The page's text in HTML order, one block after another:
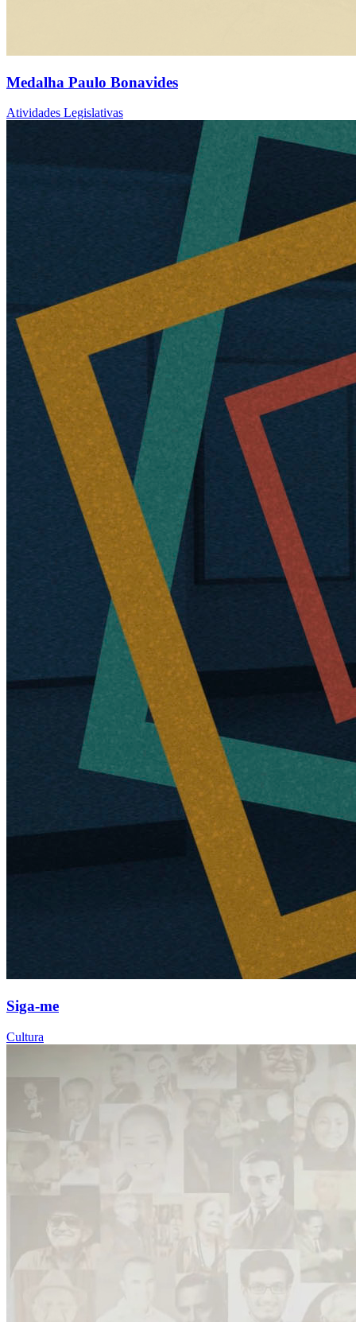
Medalha Paulo Bonavides
Atividades Legislativas
Siga-me
Cultura